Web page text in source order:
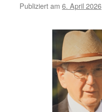
Publiziert am 6. April 2026